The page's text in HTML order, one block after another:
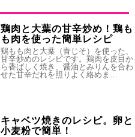
鶏肉と大葉の甘辛炒め！鶏も
も肉を使った簡単レシピ
鶏もも肉と大葉（青じそ）を使った、
甘辛炒めのレシピです。鶏肉を皮目か
ら香ばしく焼き、醤油とみりんを合わ
せた甘辛だれを照りよく絡めま…
キャベツ焼きのレシピ。卵と
小麦粉で簡単！